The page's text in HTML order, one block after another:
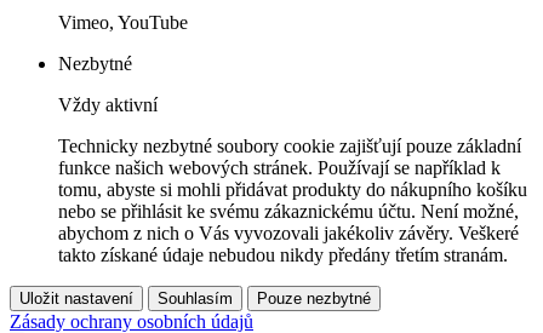
Vimeo, YouTube
Nezbytné
Vždy aktivní
Technicky nezbytné soubory cookie zajišťují pouze základní
funkce našich webových stránek. Používají se například k
tomu, abyste si mohli přidávat produkty do nákupního košíku
nebo se přihlásit ke svému zákaznickému účtu. Není možné,
abychom z nich o Vás vyvozovali jakékoliv závěry. Veškeré
takto získané údaje nebudou nikdy předány třetím stranám.
Uložit nastavení Souhlasím Pouze nezbytné
Zásady ochrany osobních údajů